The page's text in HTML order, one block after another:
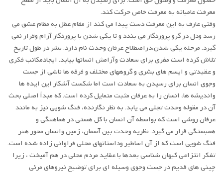
معرفت عامیانه به معرفت خاص حرکت کند.
وقتی عارف به این معرفت دست پیدا می کند از مقام عقل به مقام عشق می
رسد ودل در گرو پروردگار می بندد و تا یکی شدن با پروردگار آرام وقرار نمی
گیرد. مرحله یکی شدن،دراصطلاح عرفان وحدت نام دارد. بشر در طول تاریخ
تلاش کرده است مفری برای سعادت وآرامش انسانها بیابد. ایجادمکاتب فکری
و عقیدتی و ایسم های بشری و گروههای مختلف و فرقه ها ناشی از جست
وجوی انسان برای رسیدن به سعادت است اما شکست آشکار این ایده ها
واندیشه ها، انسان را به عرفان مثبت متمایل کرده است. که مبدأ اصلی بحث
آن در مقوله وحدت تجلی می یابد. به نظر نگارنده، فنگ شویی نیز به مانند
عرفان روشی است که بواسطه آن انسان با کل هستی در هماهنگی و
همبستگی قرار می گیرد. نظریه وحدت بین آسمان، زمین وانسان محور هنر
فنگ شویی است که از آن اساطیر وداستانهای محلی فراوانی زاده شده است.
تفکر انتزاعی کیهان شناسی بعدها با عقاید مردم محلی در هم آمیخت ، زیرا
چینی های قدیم در جست وجوی وسیله ای برای توضیح نیروهای مرئی